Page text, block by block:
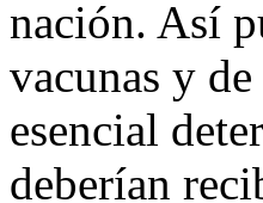
nación. Así
vacunas y
esencial
deberían